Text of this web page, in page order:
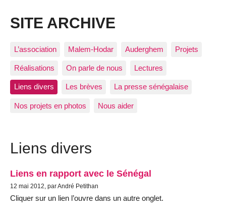
SITE ARCHIVE
L’association Malem-Hodar Auderghem Projets
Réalisations On parle de nous Lectures
Liens divers Les brèves La presse sénégalaise
Nos projets en photos Nous aider
Liens divers
Liens en rapport avec le Sénégal
12 mai 2012, par André Petithan
Cliquer sur un lien l’ouvre dans un autre onglet.